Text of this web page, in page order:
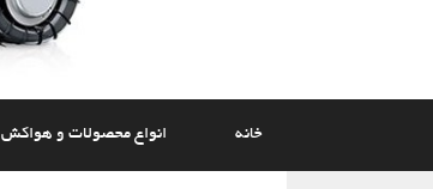
خانه انواع محصولات و هواکش